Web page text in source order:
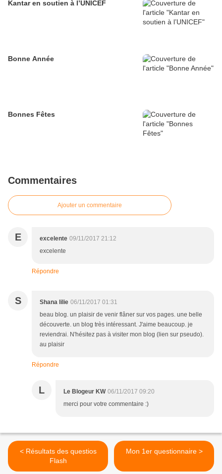
Kantar en soutien à l’UNICEF
Bonne Année
Bonnes Fêtes
Commentaires
Ajouter un commentaire
E excelente 09/11/2017 21:12
excelente
Répondre
S Shana lilie 06/11/2017 01:31
beau blog. un plaisir de venir flâner sur vos pages. une belle
découverte. un blog très intéressant. J'aime beaucoup. je
reviendrai. N'hésitez pas à visiter mon blog (lien sur pseudo).
au plaisir
Répondre
L Le Blogeur KW 06/11/2017 09:20
merci pour votre commentaire :)
< Résultats des questios
Flash
Mon 1er questionnaire >